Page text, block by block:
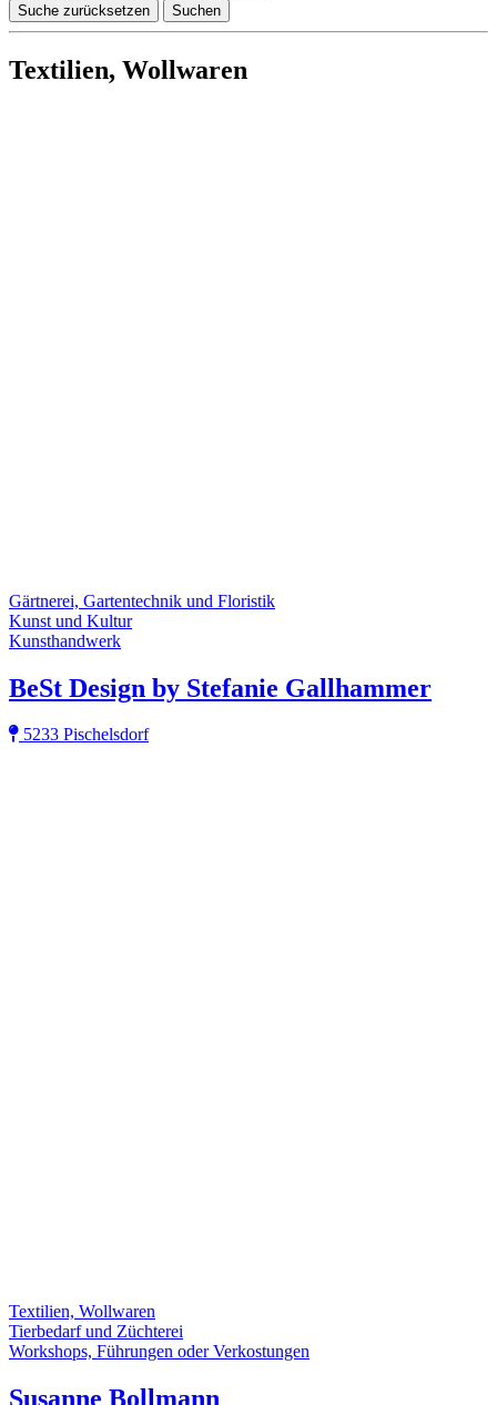
Suche zurücksetzen Suchen
Textilien, Wollwaren
Gärtnerei, Gartentechnik und Floristik
Kunst und Kultur
Kunsthandwerk
BeSt Design by Stefanie Gallhammer
5233 Pischelsdorf
Textilien, Wollwaren
Tierbedarf und Züchterei
Workshops, Führungen oder Verkostungen
Susanne Bollmann